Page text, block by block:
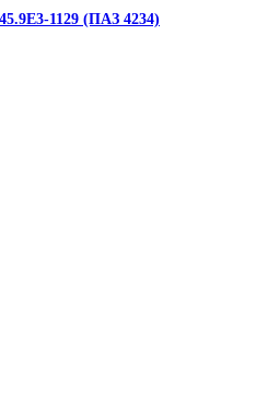
1129 (ПАЗ 4234)